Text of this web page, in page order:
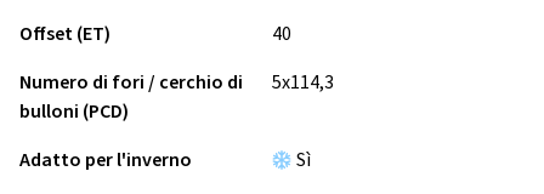
Offset (ET)
40
Numero di fori / cerchio di
bulloni (PCD)
5x114,3
Adatto per l'inverno
Sì